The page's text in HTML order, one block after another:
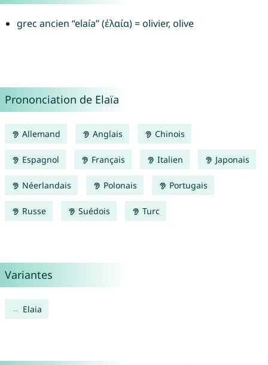
grec ancien “elaía” (ἐλαία) = olivier, olive
Prononciation de Elaïa
Allemand Anglais Chinois
Espagnol Français Italien Japonais
Néerlandais Polonais Portugais
Russe Suédois Turc
Variantes
Elaia